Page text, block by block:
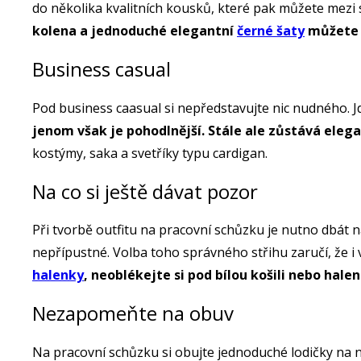
do několika kvalitních kousků, které pak můžete
kolena a jednoduché elegantníčerné šatymůžete
Business casual
Pod business caasual si nepředstavujte nic
jenom však je pohodlnější. Stále ale zůstává
kostýmy, saka a svetříky typu cardigan.
Na co si ještě dávat pozor
Při tvorbě outfitu na pracovní schůzku je nutno dbát
nepřípustné. Volba toho správného střihu zaručí, že
halenky, neoblékejte si pod bílou košili nebo
Nezapomeňte na obuv
Na pracovní schůzku si obujte jednoduché lodičky